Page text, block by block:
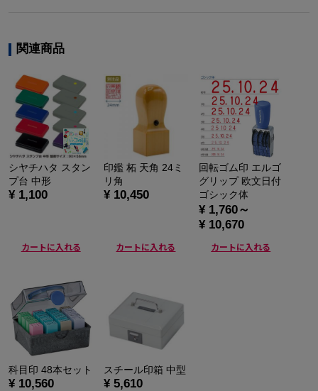
関連商品
シヤチハタ スタン
プ台 中形
¥ 1,100
カートに入れる
印鑑 柘 天角 24ミ
リ角
¥ 10,450
カートに入れる
回転ゴム印 エルゴ
グリップ 欧文日付
ゴシック体
¥ 1,760～
¥ 10,670
カートに入れる
科目印 48本セット
¥ 10,560
スチール印箱 中型
¥ 5,610